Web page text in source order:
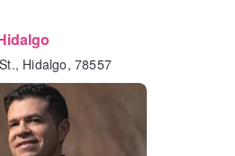
Hidalgo, 78557